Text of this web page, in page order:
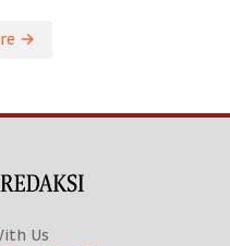
Us